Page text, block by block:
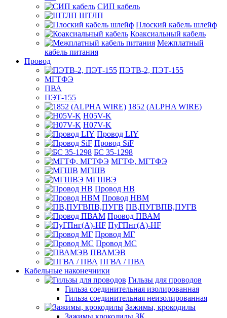
СИП кабель
ШТЛП
Плоский кабель шлейф
Коаксиальный кабель
Межплатный
кабель питания
Провод
ПЭТВ-2, ПЭТ-155
МГТФЭ
ПВА
ПЭТ-155
1852 (ALPHA WIRE)
H05V-K
H07V-K
Провод LIY
Провод SiF
БС 35-1298
МГТФ, МГТФЭ
МГШВ
МГШВЭ
Провод НВ
Провод НВМ
ПВ,ПУГВПВ,ПУГВ
Провод ПВАМ
ПуГПнг(A)-HF
Провод МГ
Провод МС
ПВАМЭВ
ПГВА / ПВА
Кабельные наконечники
Гильзы для проводов
Гильза соединительная изолированная
Гильза соединительная неизолированная
Зажимы, крокодилы
Зажимы крокодилы ЗК